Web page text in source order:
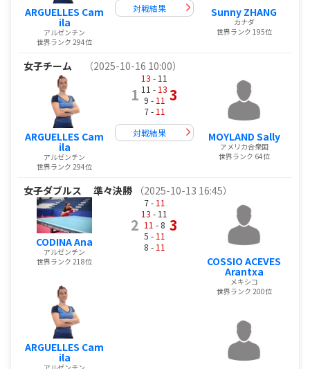
ARGUELLES Cam
ila
アルゼンチン
世界ランク 294位
対戦結果 Sunny ZHANG
カナダ
世界ランク 195位
女子チーム （2025-10-16 10:00）
ARGUELLES Cam
ila
アルゼンチン
世界ランク 294位
1
13 - 11
11 - 13
9 - 11
7 - 11
3
対戦結果 MOYLAND Sally
アメリカ合衆国
世界ランク 64位
女子ダブルス 準々決勝 （2025-10-13 16:45）
CODINA Ana
アルゼンチン
世界ランク 218位
ARGUELLES Cam
ila
2
7 - 11
13 - 11
11 - 8
5 - 11
8 - 11
3
COSSIO ACEVES
Arantxa
メキシコ
世界ランク 200位